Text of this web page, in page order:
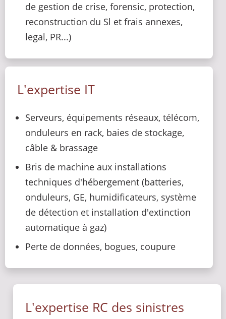
de gestion de crise, forensic, protection,
reconstruction du Sl et frais annexes,
legal, PR...)
L'expertise IT
Serveurs, équipements réseaux, télécom,
onduleurs en rack, baies de stockage,
câble & brassage
Bris de machine aux installations
techniques d'hébergement (batteries,
onduleurs, GE, humidificateurs, système
de détection et installation d'extinction
automatique à gaz)
Perte de données, bogues, coupure
L'expertise RC des sinistres